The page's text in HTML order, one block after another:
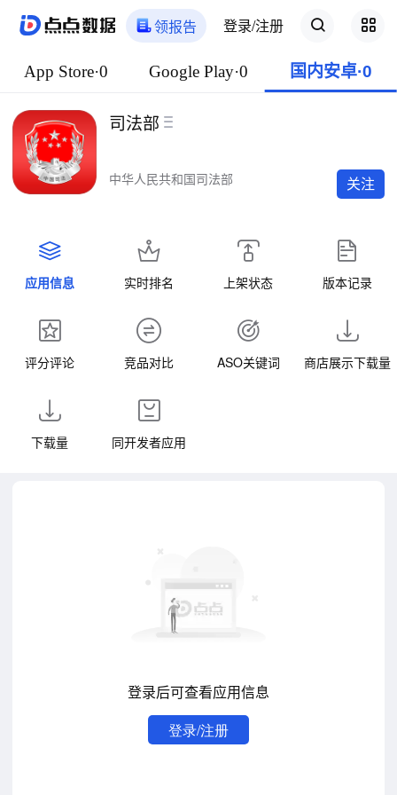
领报告 登录/注册
App Store·0 Google Play·0 国内安卓·0
司法部
中华人民共和国司法部 关注
应用信息 实时排名 上架状态 版本记录
评分评论 竞品对比 ASO关键词 商店展示下载量
下载量 同开发者应用
登录后可查看应用信息
登录/注册